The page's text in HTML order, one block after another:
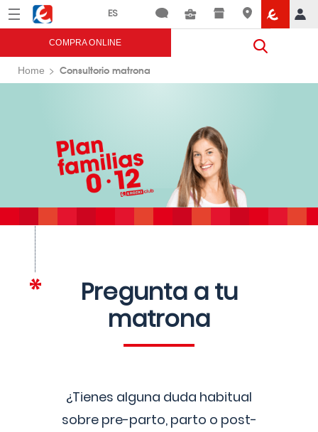
Menú Eroski
COMPRA ONLINE
Home Consultorio matrona
Pregunta a tu
matrona
¿Tienes alguna duda habitual
sobre pre-parto, parto o post-